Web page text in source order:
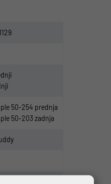
50-254 prednja
50-203 zadnja